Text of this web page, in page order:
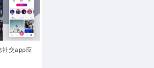
社交app应